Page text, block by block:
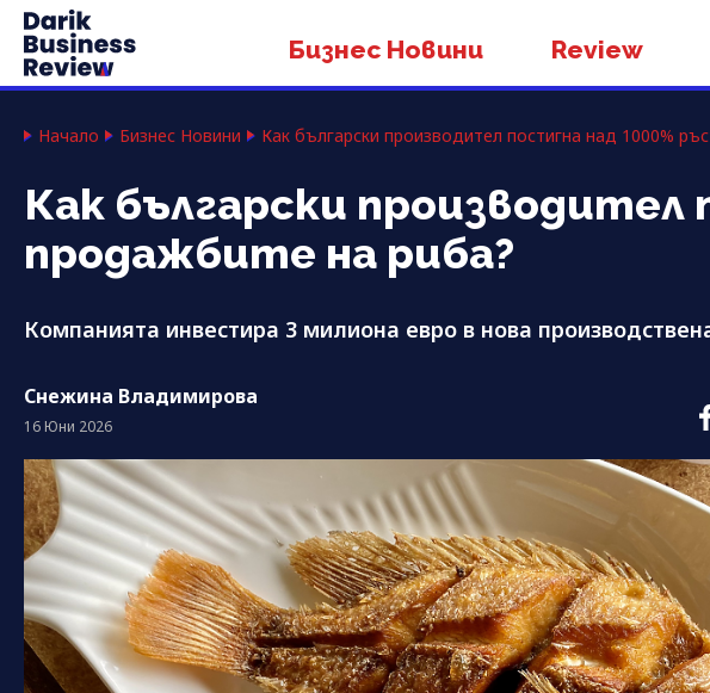
Бизнес Новини Review
Начало Бизнес Новини Как български производител постигна над 1000%
Как български производител
продажбите на риба?
Компанията инвестира 3 милиона евро в нова
Снежина Владимирова
16 Юни 2026